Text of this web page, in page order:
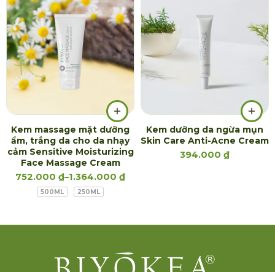
Kem massage mặt dưỡng
ẩm, trắng da cho da nhạy
cảm Sensitive Moisturizing
Face Massage Cream
752.000 ₫–1.364.000 ₫
500ML 250ML
Kem dưỡng da ngừa mụn
Skin Care Anti-Acne Cream
394.000 ₫